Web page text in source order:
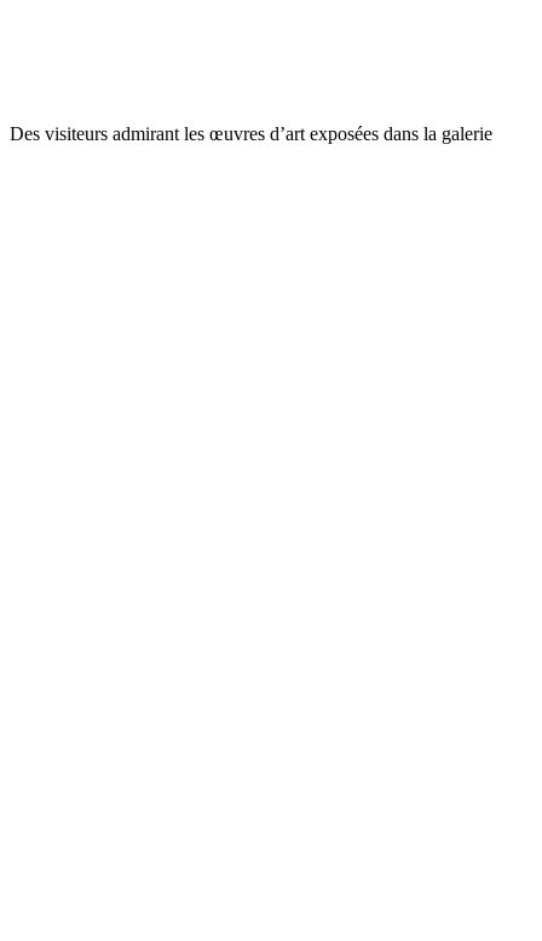
Des visiteurs admirant les œuvres d’art exposées dans la galerie